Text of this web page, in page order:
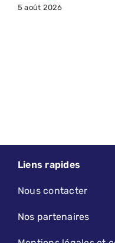
5 août 2026
Liens rapides
Nous contacter
Nos partenaires